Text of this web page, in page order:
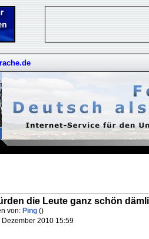
die Leute ganz schön
von: Ping ()
Dezember 2010 15:59